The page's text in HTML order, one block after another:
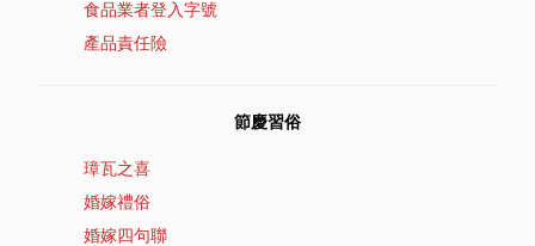
食品業者登入字號
產品責任險
節慶習俗
璋瓦之喜
婚嫁禮俗
婚嫁四句聯